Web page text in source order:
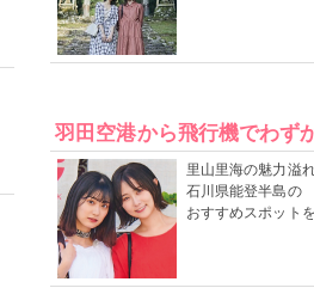
羽田空港から飛行機でわず
里山里海の魅力溢
石川県能登半島の
おすすめスポット